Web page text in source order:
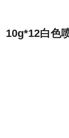
10g*12白色